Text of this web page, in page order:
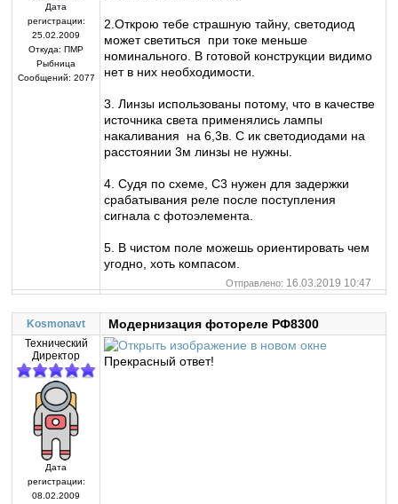
Дата
регистрации:
25.02.2009
Откуда: ПМР
Рыбница
Сообщений: 2077
2.Открою тебе страшную тайну, светодиод
может светиться при токе меньше
номинального. В готовой конструкции видимо
нет в них необходимости.
3. Линзы использованы потому, что в качестве
источника света применялись лампы
накаливания на 6,3в. С ик светодиодами на
расстоянии 3м линзы не нужны.
4. Судя по схеме, С3 нужен для задержки
срабатывания реле после поступления
сигнала с фотоэлемента.
5. В чистом поле можешь ориентировать чем
угодно, хоть компасом.
Отправлено: 16.03.2019 10:47
Kosmonavt Модернизация фотореле РФ8300
Технический
Директор
Дата
регистрации:
08.02.2009
Прекрасный ответ!